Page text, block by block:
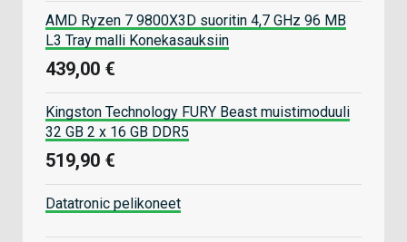
AMD Ryzen 7 9800X3D suoritin 4,7 GHz 96 MB
L3 Tray malli Konekasauksiin
439,00 €
Kingston Technology FURY Beast muistimoduuli
32 GB 2 x 16 GB DDR5
519,90 €
Datatronic pelikoneet